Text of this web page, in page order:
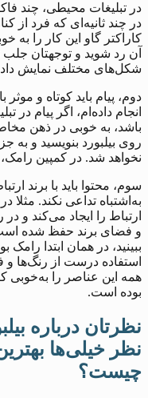
در تبلیغات محیطی، چند
در چند ثانیه‌ای که فرد از
کاراکتر گاو این کار را به‌
آن رد شوید و توجهتان
شکل‌های مختلف نمایش
دوم، پیام باید کوتاه و
انجام داده‌ام، اگر پیام در
باشد، به‌ خوبی در ذهن
روی بیلبورد بنویسید و به
نخواهد شد. در کمپین
سوم، محتوا باید با برند
به‌اشتباه تداعی نکند.
ارتباط را ایجاد می‌کند و
و فضای برند حفظ شده
ببینید، در همان ابتدا
استفاده درست از رنگ‌ها
همه این عناصر را به‌خوبی
بوده است.
نظرتان درباره
نظر خیلی‌ها
چیست؟